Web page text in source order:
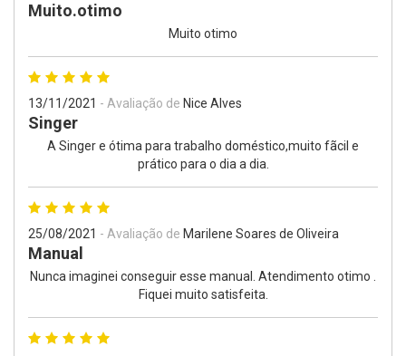
Muito.otimo
Muito otimo
13/11/2021 - Avaliação de Nice Alves
Singer
A Singer e ótima para trabalho doméstico,muito fãcil e
prático para o dia a dia.
25/08/2021 - Avaliação de Marilene Soares de Oliveira
Manual
Nunca imaginei conseguir esse manual. Atendimento otimo .
Fiquei muito satisfeita.